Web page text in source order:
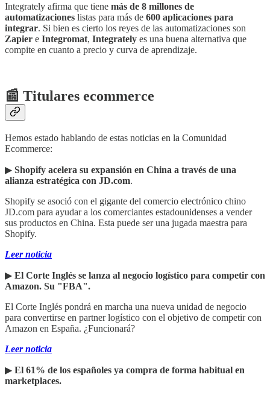
Integrately afirma que tiene más de 8 millones de
automatizaciones listas para más de 600 aplicaciones para
integrar. Si bien es cierto los reyes de las automatizaciones son
Zapier e Integromat, Integrately es una buena alternativa que
compite en cuanto a precio y curva de aprendizaje.
📰 Titulares ecommerce
Hemos estado hablando de estas noticias en la Comunidad
Ecommerce:
▶︎ Shopify acelera su expansión en China a través de una
alianza estratégica con JD.com.
Shopify se asoció con el gigante del comercio electrónico chino
JD.com para ayudar a los comerciantes estadounidenses a vender
sus productos en China. Esta puede ser una jugada maestra para
Shopify.
Leer noticia
▶︎ El Corte Inglés se lanza al negocio logístico para competir con
Amazon. Su "FBA".
El Corte Inglés pondrá en marcha una nueva unidad de negocio
para convertirse en partner logístico con el objetivo de competir con
Amazon en España. ¿Funcionará?
Leer noticia
▶︎ El 61% de los españoles ya compra de forma habitual en
marketplaces.